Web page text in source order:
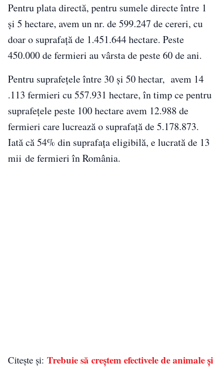
Pentru plata directă, pentru sumele directe între 1
și 5 hectare, avem un nr. de 599.247 de cereri, cu
doar o suprafață de 1.451.644 hectare. Peste
450.000 de fermieri au vârsta de peste 60 de ani.
Pentru suprafețele între 30 și 50 hectar, avem 14
.113 fermieri cu 557.931 hectare, în timp ce pentru
suprafețele peste 100 hectare avem 12.988 de
fermieri care lucrează o suprafață de 5.178.873.
Iată că 54% din suprafața eligibilă, e lucrată de 13
mii de fermieri în România.
Citește și: Trebuie să creștem efectivele de animale și